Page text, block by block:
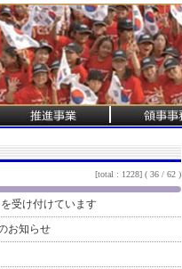
[total : 1228] ( 36 / 62 )
受け付けています
お知らせ